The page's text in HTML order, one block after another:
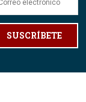
SUSCRÍBETE